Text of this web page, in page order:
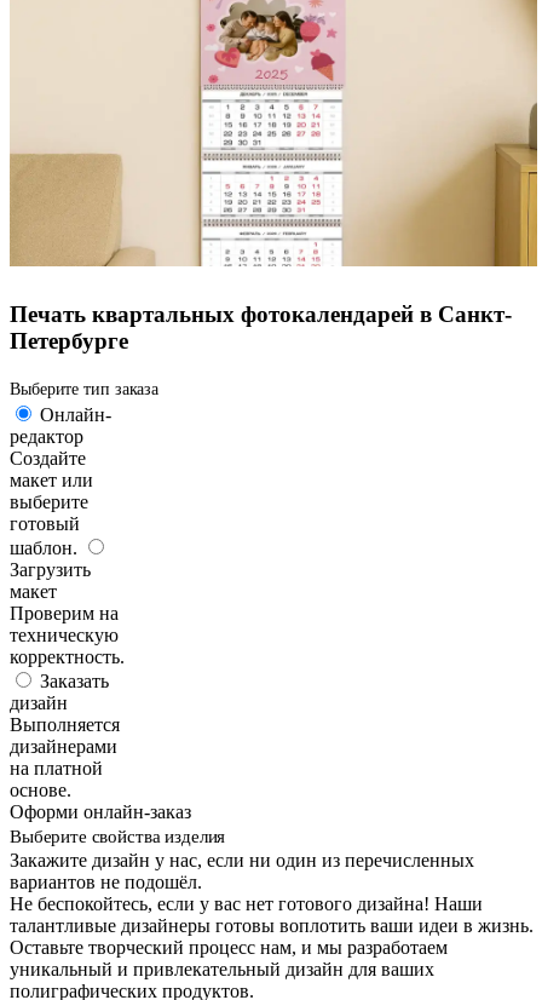
Печать квартальных фотокалендарей в Санкт-
Петербурге
Выберите тип заказа
Онлайн-
редактор
Создайте
макет или
выберите
готовый
шаблон.
Загрузить
макет
Проверим на
техническую
корректность.
Заказать
дизайн
Выполняется
дизайнерами
на платной
основе.
Оформи онлайн-заказ
Выберите свойства изделия
Закажите дизайн у нас, если ни один из перечисленных
вариантов не подошёл.
Не беспокойтесь, если у вас нет готового дизайна! Наши
талантливые дизайнеры готовы воплотить ваши идеи в жизнь.
Оставьте творческий процесс нам, и мы разработаем
уникальный и привлекательный дизайн для ваших
полиграфических продуктов.